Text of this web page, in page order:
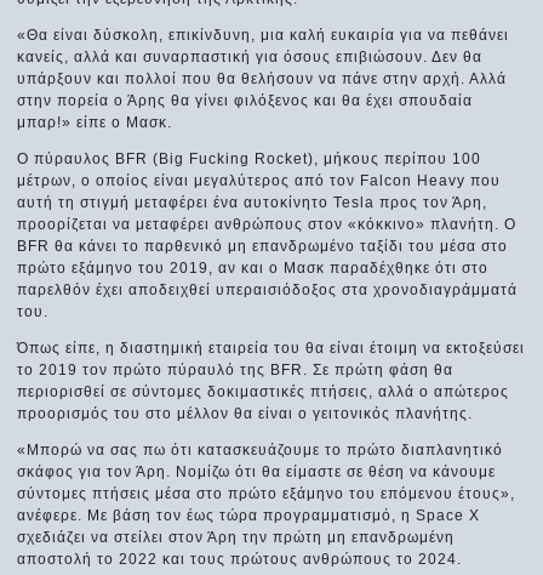
«Θα είναι δύσκολη, επικίνδυνη, μια καλή ευκαιρία για να πεθάνει
κανείς, αλλά και συναρπαστική για όσους επιβιώσουν. Δεν θα
υπάρξουν και πολλοί που θα θελήσουν να πάνε στην αρχή. Αλλά
στην πορεία ο Άρης θα γίνει φιλόξενος και θα έχει σπουδαία
μπαρ!» είπε ο Μασκ.
Ο πύραυλος BFR (Big Fucking Rocket), μήκους περίπου 100
μέτρων, ο οποίος είναι μεγαλύτερος από τον Falcon Heavy που
αυτή τη στιγμή μεταφέρει ένα αυτοκίνητο Tesla προς τον Άρη,
προορίζεται να μεταφέρει ανθρώπους στον «κόκκινο» πλανήτη. O
BFR θα κάνει το παρθενικό μη επανδρωμένο ταξίδι του μέσα στο
πρώτο εξάμηνο του 2019, αν και ο Μασκ παραδέχθηκε ότι στο
παρελθόν έχει αποδειχθεί υπεραισιόδοξος στα χρονοδιαγράμματά
του.
Όπως είπε, η διαστημική εταιρεία του θα είναι έτοιμη να εκτοξεύσει
το 2019 τον πρώτο πύραυλό της BFR. Σε πρώτη φάση θα
περιορισθεί σε σύντομες δοκιμαστικές πτήσεις, αλλά ο απώτερος
προορισμός του στο μέλλον θα είναι ο γειτονικός πλανήτης.
«Μπορώ να σας πω ότι κατασκευάζουμε το πρώτο διαπλανητικό
σκάφος για τον Άρη. Νομίζω ότι θα είμαστε σε θέση να κάνουμε
σύντομες πτήσεις μέσα στο πρώτο εξάμηνο του επόμενου έτους»,
ανέφερε. Με βάση τον έως τώρα προγραμματισμό, η Space Χ
σχεδιάζει να στείλει στον Άρη την πρώτη μη επανδρωμένη
αποστολή το 2022 και τους πρώτους ανθρώπους το 2024.